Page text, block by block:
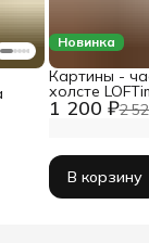
Новинка
1 200 ₽2
Картины -
холсте
3D чер зол
В корзину